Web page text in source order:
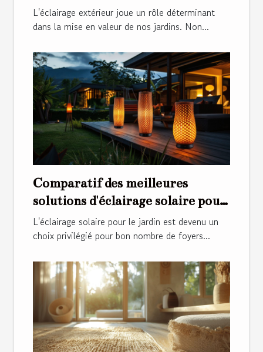
votre jardin
L'éclairage extérieur joue un rôle déterminant
dans la mise en valeur de nos jardins. Non...
Comparatif des meilleures
solutions d'éclairage solaire pour
le jardin
L'éclairage solaire pour le jardin est devenu un
choix privilégié pour bon nombre de foyers...